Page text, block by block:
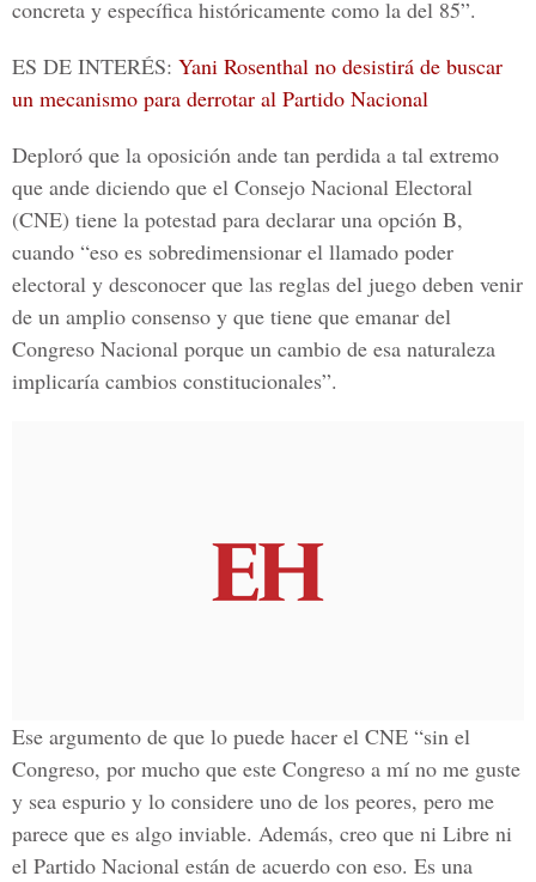
concreta y específica históricamente como la del 85”.
ES DE INTERÉS: Yani Rosenthal no desistirá de buscar
un mecanismo para derrotar al Partido Nacional
Deploró que la oposición ande tan perdida a tal extremo
que ande diciendo que el Consejo Nacional Electoral
(CNE) tiene la potestad para declarar una opción B,
cuando “eso es sobredimensionar el llamado poder
electoral y desconocer que las reglas del juego deben venir
de un amplio consenso y que tiene que emanar del
Congreso Nacional porque un cambio de esa naturaleza
implicaría cambios constitucionales”.
Ese argumento de que lo puede hacer el CNE “sin el
Congreso, por mucho que este Congreso a mí no me guste
y sea espurio y lo considere uno de los peores, pero me
parece que es algo inviable. Además, creo que ni Libre ni
el Partido Nacional están de acuerdo con eso. Es una